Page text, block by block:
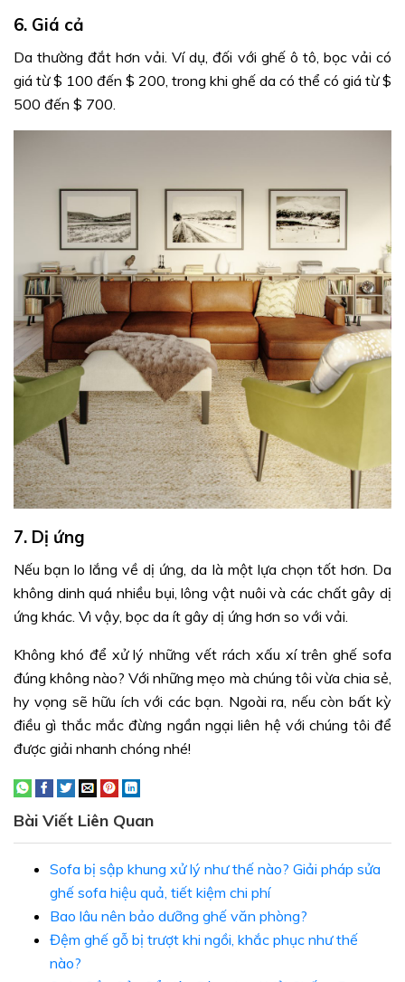
6. Giá cả
Da thường đắt hơn vải. Ví dụ, đối với ghế ô tô, bọc vải có
giá từ $ 100 đến $ 200, trong khi ghế da có thể có giá từ $
500 đến $ 700.
7. Dị ứng
Nếu bạn lo lắng về dị ứng, da là một lựa chọn tốt hơn. Da
không dinh quá nhiều bụi, lông vật nuôi và các chất gây dị
ứng khác. Vì vậy, bọc da ít gây dị ứng hơn so với vải.
Không khó để xử lý những vết rách xấu xí trên ghế sofa
đúng không nào? Với những mẹo mà chúng tôi vừa chia sẻ,
hy vọng sẽ hữu ích với các bạn. Ngoài ra, nếu còn bất kỳ
điều gì thắc mắc đừng ngần ngại liên hệ với chúng tôi để
được giải nhanh chóng nhé!
Bài Viết Liên Quan
Sofa bị sập khung xử lý như thế nào? Giải pháp sửa
ghế sofa hiệu quả, tiết kiệm chi phí
Bao lâu nên bảo dưỡng ghế văn phòng?
Đệm ghế gỗ bị trượt khi ngồi, khắc phục như thế
nào?